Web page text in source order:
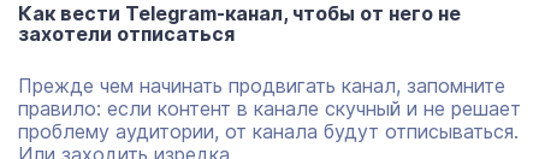
Как вести Telegram-канал, чтобы от него не
захотели отписаться
Прежде чем начинать продвигать канал, запомните
правило: если контент в канале скучный и не решает
проблему аудитории, от канала будут отписываться.